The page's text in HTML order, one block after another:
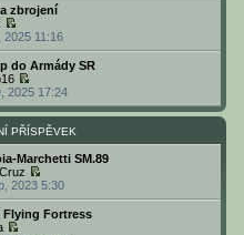
s
ě
v
e
í
p
ř
í
s
p
ě
v
e
k
l
d
n
í
p
ř
í
s
p
ě
v
e
k
i
t
p
o
s
l
e
d
n
p
ř
í
s
p
ě
v
e
b
r
a
z
i
t
p
o
s
l
e
d
n
í
p
ř
í
s
zbrojení
Z
o
b
r
a
z
i
t
o
s
l
e
d
n
2025 11:16
do Armády SR
Z
o
b
r
a
z
i
t
p
o
s
2025 17:24
PŘÍSPĚVEK
Marchetti SM.89
Z
o
b
r
2023 5:30
Flying Fortress